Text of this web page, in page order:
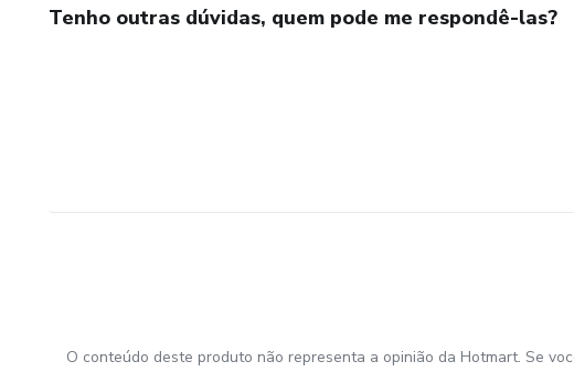
Tenho outras dúvidas, quem pode me respondê-las?
O conteúdo deste produto não representa a opinião da Hotmart. Se